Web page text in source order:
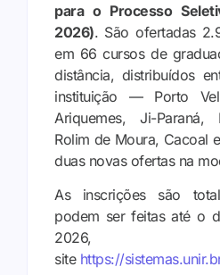
para o Processo
2026). São ofertadas
em 66 cursos de
distância, distribuídos
instituição — Porto
Ariquemes, Ji-Paraná,
Rolim de Moura, Cacoal
duas novas ofertas na
As inscrições são
podem ser feitas até o
2026,
site https://